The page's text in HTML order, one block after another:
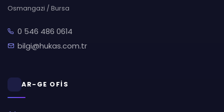
Osmangazi / Bursa
0 546 486 0614
bilgi@hukas.com.tr
AR-GE OFİS